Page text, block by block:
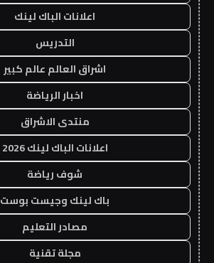
اعلانات الباك لينك
التدريس
اشراق العالم عالم كبير
اخبار الرياضة
منتدى الاشراق
اعلانات الباك لينك 2026
شوف رياضة
باك لينك وجيست بوست
مصادر التعليم
مجلة تقنية